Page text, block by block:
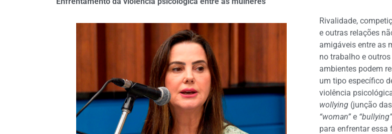
Rivalidade,
e outras relações
amigáveis entre as
no trabalho e outros
ambientes podem
um tipo específico
violência
wollying (junção
“woman” e “bullying”
para enfrentar essa